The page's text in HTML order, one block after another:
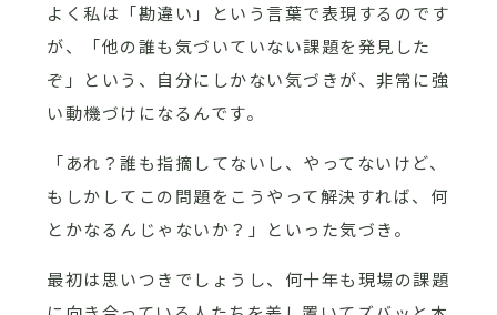
よく私は「勘違い」という言葉で表現するのです
が、「他の誰も気づいていない課題を発見した
ぞ」という、自分にしかない気づきが、非常に強
い動機づけになるんです。
「あれ？誰も指摘してないし、やってないけど、
もしかしてこの問題をこうやって解決すれば、何
とかなるんじゃないか？」といった気づき。
最初は思いつきでしょうし、何十年も現場の課題